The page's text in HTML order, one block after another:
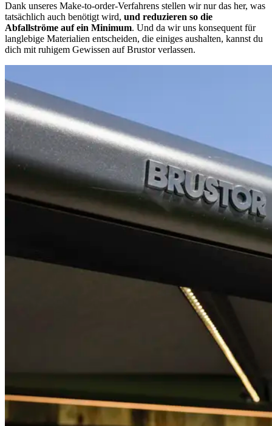
Dank unseres Make-to-order-Verfahrens stellen wir nur das her, was
tatsächlich auch benötigt wird, und reduzieren so die
Abfallströme auf ein Minimum. Und da wir uns konsequent für
langlebige Materialien entscheiden, die einiges aushalten, kannst du
dich mit ruhigem Gewissen auf Brustor verlassen.